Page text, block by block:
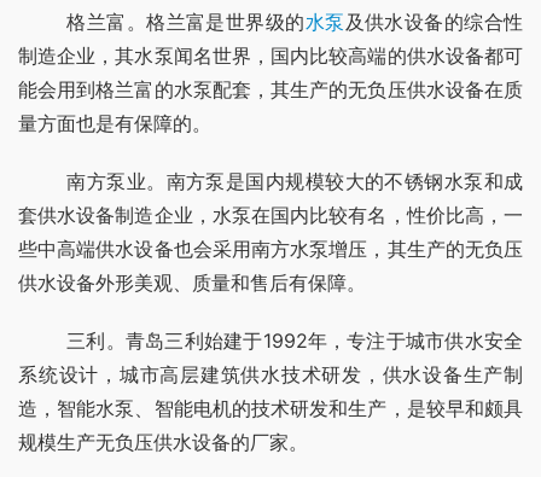
	格兰富。格兰富是世界级的
水泵及供水设备的综合性
制造企业，其水泵闻名世界，国内比较高端的供水设备都可
能会用到格兰富的水泵配套，其生产的无负压供水设备在质
量方面也是有保障的。
	南方泵业。南方泵是国内规模较大的不锈钢水泵和成
套供水设备制造企业，水泵在国内比较有名，性价比高，一
些中高端供水设备也会采用南方水泵增压，其生产的无负压
供水设备外形美观、质量和售后有保障。
	三利。青岛三利始建于1992年，专注于城市供水安全
系统设计，城市高层建筑供水技术研发，供水设备生产制
造，智能水泵、智能电机的技术研发和生产，是较早和颇具
规模生产无负压供水设备的厂家。